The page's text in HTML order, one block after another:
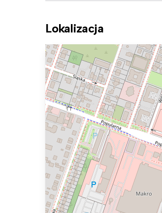
Lokalizacja